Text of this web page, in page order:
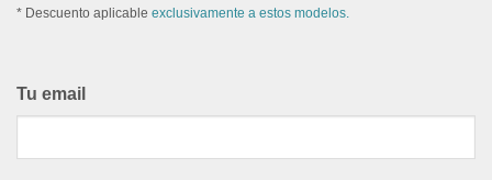
* Descuento aplicable exclusivamente a estos modelos.
Tu email